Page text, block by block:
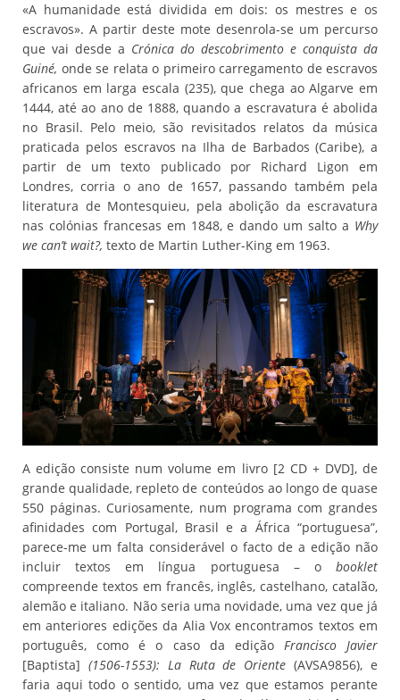
«A humanidade está dividida em dois: os mestres e os
escravos». A partir deste mote desenrola-se um percurso
que vai desde a Crónica do descobrimento e conquista da
Guiné, onde se relata o primeiro carregamento de escravos
africanos em larga escala (235), que chega ao Algarve em
1444, até ao ano de 1888, quando a escravatura é abolida
no Brasil. Pelo meio, são revisitados relatos da música
praticada pelos escravos na Ilha de Barbados (Caribe), a
partir de um texto publicado por Richard Ligon em
Londres, corria o ano de 1657, passando também pela
literatura de Montesquieu, pela abolição da escravatura
nas colónias francesas em 1848, e dando um salto a Why
we can’t wait?, texto de Martin Luther-King em 1963.
A edição consiste num volume em livro [2 CD + DVD], de
grande qualidade, repleto de conteúdos ao longo de quase
550 páginas. Curiosamente, num programa com grandes
afinidades com Portugal, Brasil e a África “portuguesa”,
parece-me um falta considerável o facto de a edição não
incluir textos em língua portuguesa – o booklet
compreende textos em francês, inglês, castelhano, catalão,
alemão e italiano. Não seria uma novidade, uma vez que já
em anteriores edições da Alia Vox encontramos textos em
português, como é o caso da edição Francisco Javier
[Baptista] (1506-1553): La Ruta de Oriente(AVSA9856), e
faria aqui todo o sentido, uma vez que estamos perante